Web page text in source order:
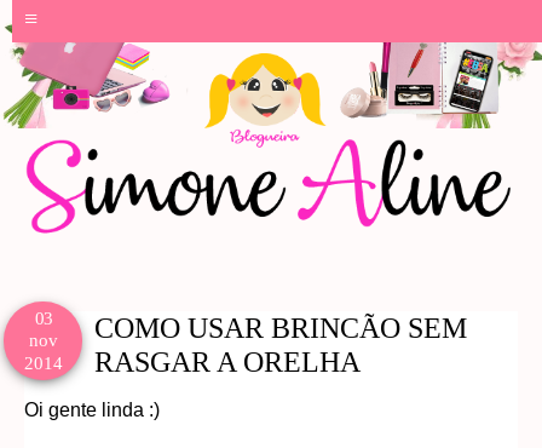
≡
03
nov
2014
COMO USAR BRINCÃO SEM
RASGAR A ORELHA
Oi gente linda :)